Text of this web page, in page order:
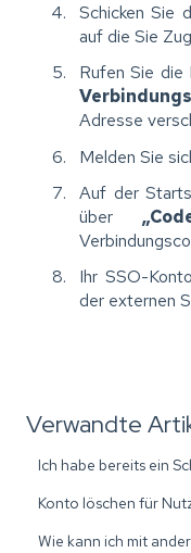
Schicken Sie
auf die Sie
Rufen Sie die
Adresse
Melden Sie
Auf der
über
Ihr SSO-
der externen
Verwandte
Ich habe bereits ein
Konto löschen für
Wie kann ich mit